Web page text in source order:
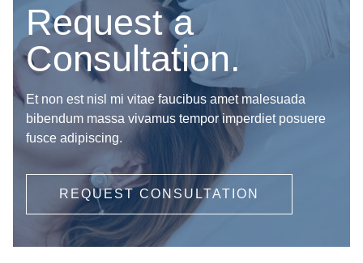
Request a
Consultation.
Et non est nisl mi vitae faucibus amet malesuada
bibendum massa vivamus tempor imperdiet posuere
fusce adipiscing.
REQUEST CONSULTATION